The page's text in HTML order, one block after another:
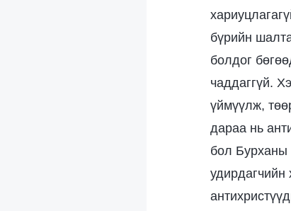
бүрийн
болдог
чаддаггүй.
үймүүлж,
дараа нь
бол Бурханы
удирдагчийн